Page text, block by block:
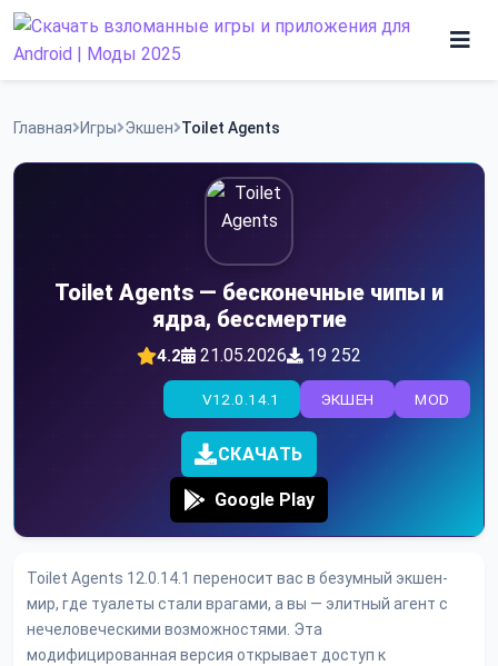
Skip
Программы
Главная Игры Экшен Toilet Agents
Toilet Agents — бесконечные чипы и
ядра, бессмертие
4.2 21.05.2026 19 252
MOD
ЭКШЕН
V12.0.14.1
СКАЧАТЬ
Google Play
Toilet Agents 12.0.14.1 переносит вас в безумный экшен-
мир, где туалеты стали врагами, а вы — элитный агент с
нечеловеческими возможностями. Эта
модифицированная версия открывает доступ к